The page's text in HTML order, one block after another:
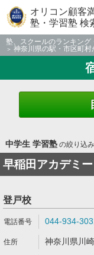
オリコン顧客
塾・学習塾 検
塾、スクールのランキング
神奈川県の駅・市区町村
中学生 学習塾の絞り込み
早稲田アカデミー
登戸校
044-934-
神奈川県川